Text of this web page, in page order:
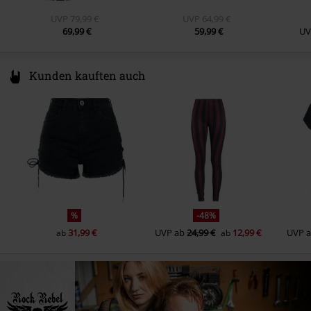
UVP 79,99 €
69,99 €
UVP 64,99 €
59,99 €
Kunden kauften auch
%
ab31,99 €
-48%
UVP ab24,99 € ab 12,99 € UVP